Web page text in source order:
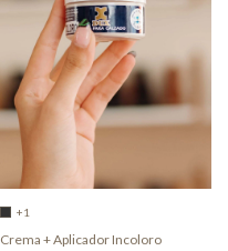
+1
Crema + Aplicador Incoloro